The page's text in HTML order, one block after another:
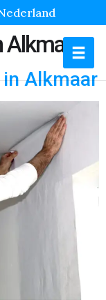
Alkmaar
Alkmaar